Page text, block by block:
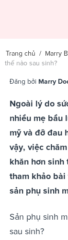
Trang chủ / Marry
thế nào sau sinh?
Đăng bởi Marry
Ngoài lý do
nhiều mẹ bầu
mỹ và đỡ đau
vậy, việc
khăn hơn sinh
tham khảo
sản phụ sinh
Sản phụ sinh
sau sinh?